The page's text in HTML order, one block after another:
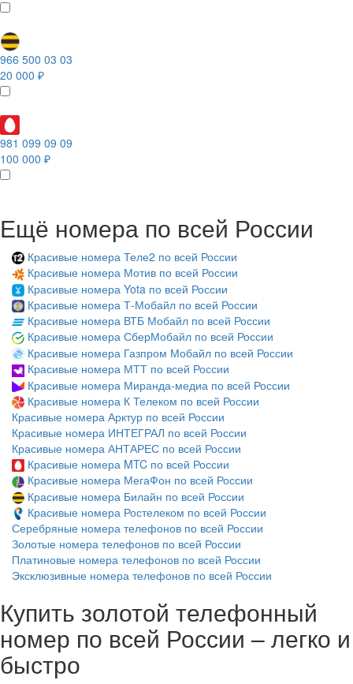
966 500 03 03
20 000 ₽
981 099 09 09
100 000 ₽
Ещё номера по всей России
Красивые номера Теле2 по всей России
Красивые номера Мотив по всей России
Красивые номера Yota по всей России
Красивые номера Т-Мобайл по всей России
Красивые номера ВТБ Мобайл по всей России
Красивые номера СберМобайл по всей России
Красивые номера Газпром Мобайл по всей России
Красивые номера МТТ по всей России
Красивые номера Миранда-медиа по всей России
Красивые номера К Телеком по всей России
Красивые номера Арктур по всей России
Красивые номера ИНТЕГРАЛ по всей России
Красивые номера АНТАРЕС по всей России
Красивые номера MTC по всей России
Красивые номера МегаФон по всей России
Красивые номера Билайн по всей России
Красивые номера Ростелеком по всей России
Серебряные номера телефонов по всей России
Золотые номера телефонов по всей России
Платиновые номера телефонов по всей России
Эксклюзивные номера телефонов по всей России
Купить золотой телефонный
номер по всей России – легко и
быстро